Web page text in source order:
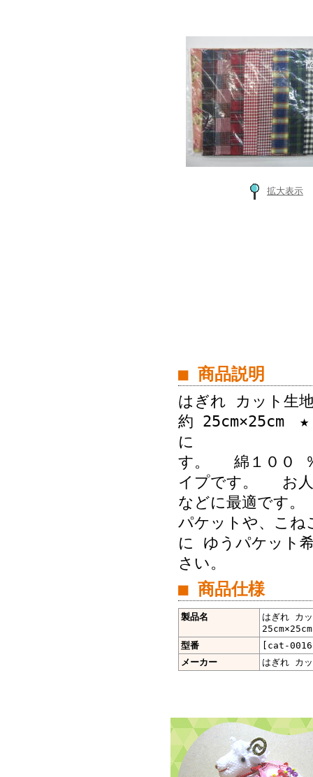
拡大表示
■ 商品説明
はぎれ カット
約 25cm×25cm ★
に チェッ
す。 綿１００
イプです。 お人
などに最適です
パケットや、こ
に ゆうパケット
さい。
■ 商品仕様
製品名
はぎれ カ
型番
[cat-
メーカー
はぎれ カ